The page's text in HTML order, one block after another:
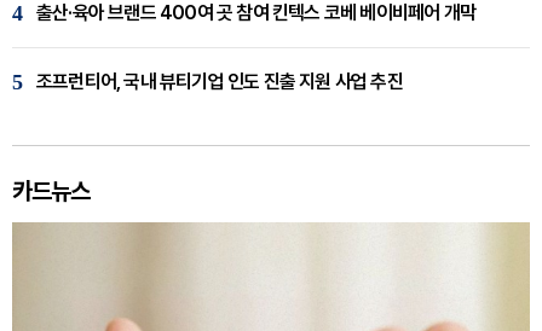
4 출산·육아 브랜드 400여 곳 참여 킨텍스 코베 베이비페어 개막
5 조프런티어, 국내 뷰티기업 인도 진출 지원 사업 추진
카드뉴스